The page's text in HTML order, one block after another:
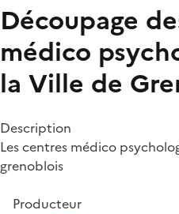
Découpage
médico
la Ville de
Description
Les centres médico
grenoblois
Producteur